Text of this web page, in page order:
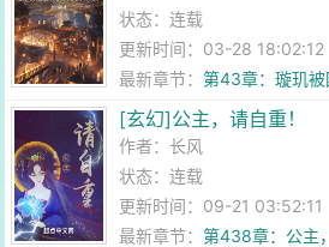
状态：连载
更新时间：03-28 18:02:12
最新章节：第43章：璇玑
[玄幻]公主，请自重！
作者： 长风
状态：连载
更新时间：09-21 03:52:11
最新章节：第438章：公主